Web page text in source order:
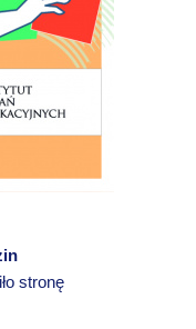
stronę